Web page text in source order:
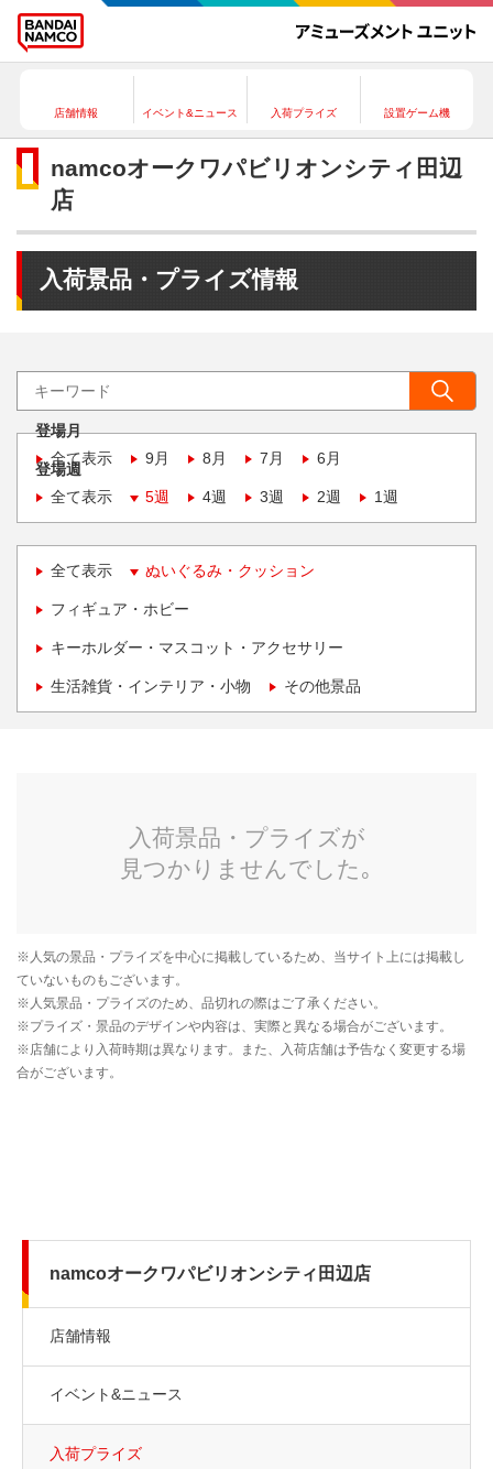
店舗情報 イベント&ニュース 入荷プライズ 設置ゲーム機
namcoオークワパビリオンシティ田辺
店
入荷景品・プライズ情報
登場月
全て表示
9月 8月 7月 6月
登場週
全て表示
5週 4週 3週 2週 1週
全て表示 ぬいぐるみ・クッション
フィギュア・ホビー
キーホルダー・マスコット・アクセサリー
生活雑貨・インテリア・小物 その他景品
namcoオークワパビリオンシティ田辺店
店舗情報
イベント&ニュース
入荷プライズ